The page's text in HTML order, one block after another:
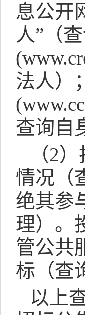
息公开
人”（
法人）
查询自
（2
情况（
绝其参
理）。
管公共
标（查
以上